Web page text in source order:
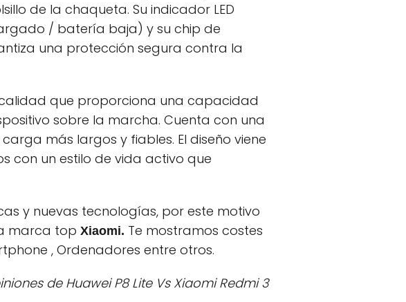
de la chaqueta. Su indicador LED
/ batería baja) y su chip de
una protección segura contra la
que proporciona una capacidad
sobre la marcha. Cuenta con una
más largos y fiables. El diseño viene
con un estilo de vida activo que
y nuevas tecnologías, por este motivo
marca top Xiaomi. Te mostramos costes
, Ordenadores entre otros.
de Huawei P8 Lite Vs Xiaomi Redmi 3